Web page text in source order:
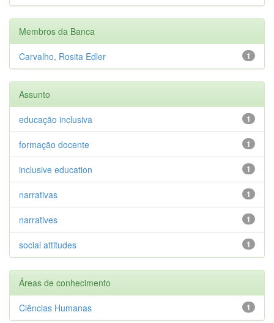
Membros da Banca
1
Carvalho, Rosita Edler
Assunto
1
educação inclusiva
1
formação docente
1
inclusive education
1
narrativas
1
narratives
1
social attitudes
Áreas de conhecimento
1
Ciências Humanas